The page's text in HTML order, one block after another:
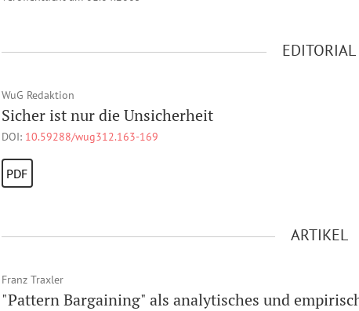
EDITORIAL
WuG Redaktion
Sicher ist nur die Unsicherheit
DOI: 10.59288/wug312.163-169
PDF
ARTIKEL
Franz Traxler
"Pattern Bargaining" als analytisches und